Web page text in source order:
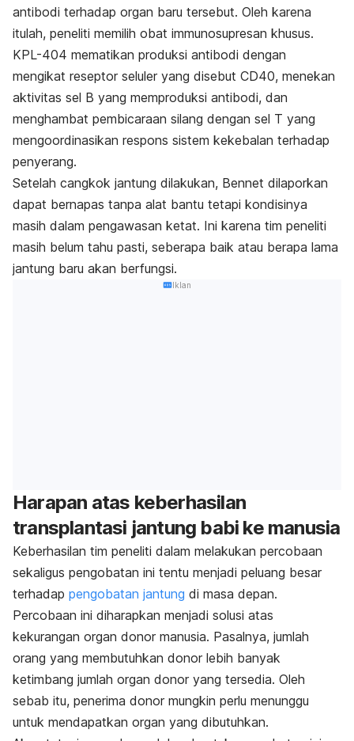
antibodi terhadap organ baru tersebut. Oleh karena
itulah, peneliti memilih obat immunosupresan khusus.
KPL-404 mematikan produksi antibodi dengan
mengikat reseptor seluler yang disebut CD40, menekan
aktivitas sel B yang memproduksi antibodi, dan
menghambat pembicaraan silang dengan sel T yang
mengoordinasikan respons sistem kekebalan terhadap
penyerang.
Setelah cangkok jantung dilakukan, Bennet dilaporkan
dapat bernapas tanpa alat bantu tetapi kondisinya
masih dalam pengawasan ketat. Ini karena tim peneliti
masih belum tahu pasti, seberapa baik atau berapa lama
jantung baru akan berfungsi.
Iklan
Harapan atas keberhasilan
transplantasi jantung babi ke manusia
Keberhasilan tim peneliti dalam melakukan percobaan
sekaligus pengobatan ini tentu menjadi peluang besar
terhadap pengobatan jantung di masa depan.
Percobaan ini diharapkan menjadi solusi atas
kekurangan organ donor manusia. Pasalnya, jumlah
orang yang membutuhkan donor lebih banyak
ketimbang jumlah organ donor yang tersedia. Oleh
sebab itu, penerima donor mungkin perlu menunggu
untuk mendapatkan organ yang dibutuhkan.